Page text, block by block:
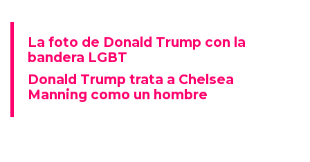
La foto de Donald Trump con la
bandera LGBT
Donald Trump trata a Chelsea
Manning como un hombre